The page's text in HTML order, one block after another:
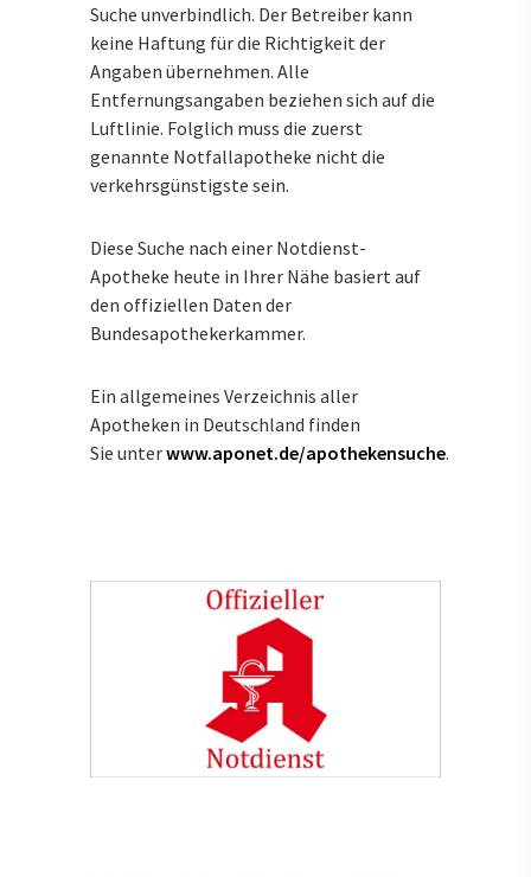
Suche unverbindlich. Der Betreiber kann
keine Haftung für die Richtigkeit der
Angaben übernehmen. Alle
Entfernungsangaben beziehen sich auf die
Luftlinie. Folglich muss die zuerst
genannte Notfallapotheke nicht die
verkehrsgünstigste sein.
Diese Suche nach einer Notdienst-
Apotheke heute in Ihrer Nähe basiert auf
den offiziellen Daten der
Bundesapothekerkammer.
Ein allgemeines Verzeichnis aller
Apotheken in Deutschland finden
Sie unterwww.aponet.de/apothekensuche.